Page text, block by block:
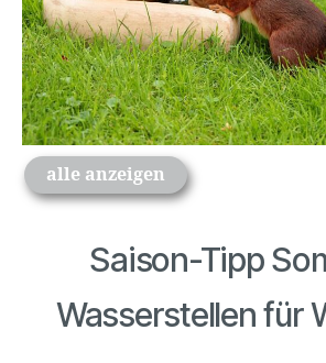
alle anzeigen
Saison-Tipp
Wasserstellen für